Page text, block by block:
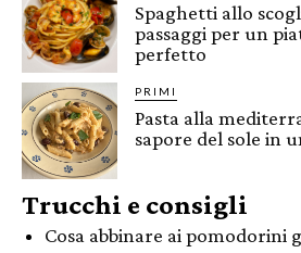
Spaghetti allo
passaggi per un
perfetto
PRIMI
Pasta alla
sapore del sole in
Trucchi e consigli
Cosa abbinare ai pomodorini